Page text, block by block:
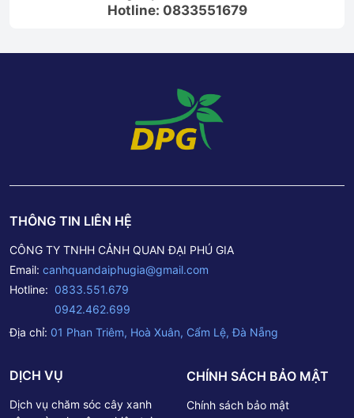
Hotline: 0833551679
THÔNG TIN LIÊN HỆ
CÔNG TY TNHH CẢNH QUAN ĐẠI PHÚ GIA
Email: canhquandaiphugia@gmail.com
Hotline: 0833.551.679
0942.462.699
Địa chỉ: 01 Phan Triêm, Hoà Xuân, Cẩm Lệ, Đà Nẵng
DỊCH VỤ
Dịch vụ chăm sóc cây xanh
CHÍNH SÁCH BẢO MẬT
Chính sách bảo mật